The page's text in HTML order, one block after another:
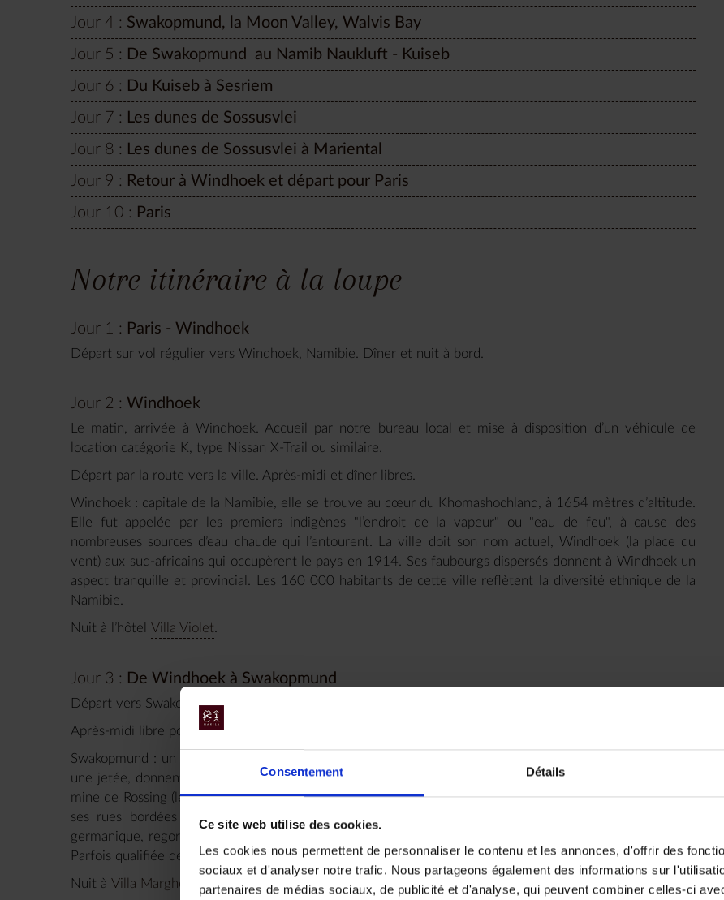
Consentement Détails
Ce site web utilise des cookies.
Les cookies nous permettent de personnaliser le contenu et les annonces, d'offrir des
sociaux et d'analyser notre trafic. Nous partageons également des informations sur
partenaires de médias sociaux, de publicité et d'analyse, qui peuvent combiner celles-ci
Jour 4 : Swakopmund, la Moon Valley, Walvis Bay
Jour 5 : De Swakopmund au Namib Naukluft - Kuiseb
Jour 6 : Du Kuiseb à Sesriem
Jour 7 : Les dunes de Sossusvlei
Jour 8 : Les dunes de Sossusvlei à Mariental
Jour 9 : Retour à Windhoek et départ pour Paris
Jour 10 : Paris
Notre itinéraire à la loupe
Jour 1 : Paris - Windhoek
Départ sur vol régulier vers Windhoek, Namibie. Dîner et nuit à bord.
Jour 2 : Windhoek
Le matin, arrivée à Windhoek. Accueil par notre bureau local et mise à disposition d’un véhicule de
location catégorie K, type Nissan X-Trail ou similaire.
Départ par la route vers la ville. Après-midi et dîner libres.
Windhoek : capitale de la Namibie, elle se trouve au cœur du Khomashochland, à 1654 mètres d’altitude.
Elle fut appelée par les premiers indigènes "l’endroit de la vapeur" ou "eau de feu", à cause des
nombreuses sources d’eau chaude qui l’entourent. La ville doit son nom actuel, Windhoek (la place du
vent) aux sud-africains qui occupèrent le pays en 1914. Ses faubourgs dispersés donnent à Windhoek un
aspect tranquille et provincial. Les 160 000 habitants de cette ville reflètent la diversité ethnique de la
Namibie.
Nuit à l’hôtel Villa Violet
Jour 3 : De Windhoek à Swakopmund
Départ vers Swakopmund avec votre véhicule de location, environ 4 heures de route.
Après-midi libre pour visiter la ville et son bord de mer. Repas libres.
Swakopmund : un phare, rehaussé de 10m en 1910 pour atteindre aujourd’hui 21m, une vieille poste et
une jetée, donnent son caractère à cette ville cosmopolite. Swakopmund a connu, avec l’ouverture de la
mine de Rossing (le plus important gisement mondial d’uranium), un développement très important. Avec
ses rues bordées de palmiers, ses promenades en bord de mer, Swakopmund, dans son style très
germanique, regorge de jardins fleuris, de maisons en partie en bois et d’édifices de style Art Nouveau.
Parfois qualifiée de plus allemande que l’Allemagne.
Nuit à Villa Margherita , ou au Cornerstone , ou au Stiltz